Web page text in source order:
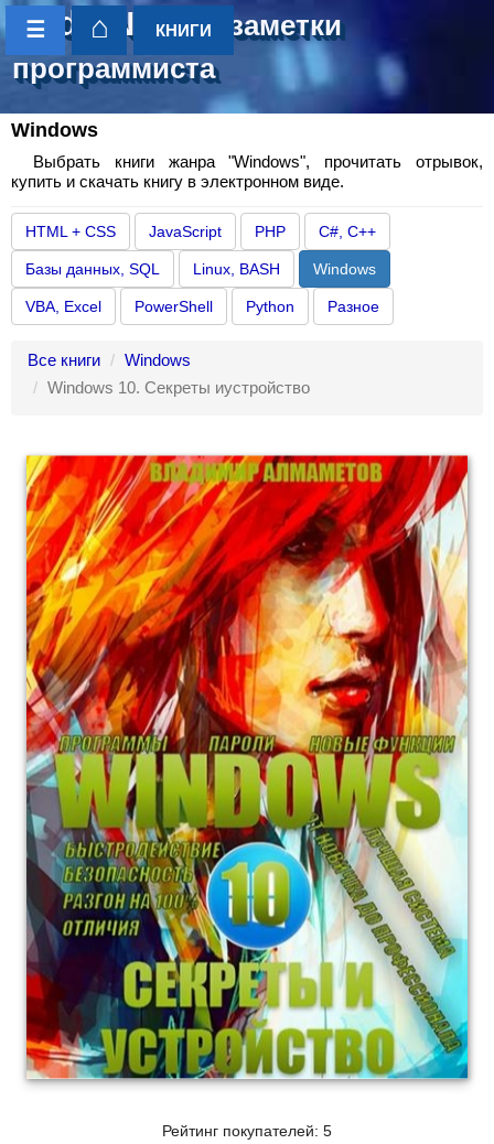
CoderNotes- заметки
программиста
⌂
☰ КНИГИ
Windows
Выбрать книги жанра "Windows", прочитать отрывок,
купить и скачать книгу в электронном виде.
HTML + CSS JavaScript PHP C#, C++
Базы данных, SQL Linux, BASH Windows
VBA, Excel PowerShell Python Разное
Все книги
Windows
Windows 10. Секреты иустройство
Рейтинг покупателей: 5